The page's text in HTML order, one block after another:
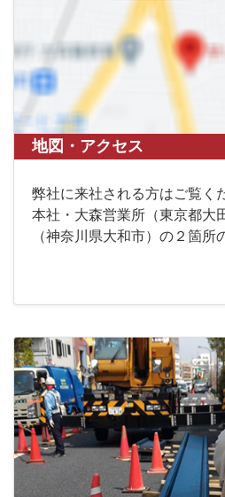
地図・アクセス
弊社に来社される方はご覧く
本社・大森営業所（東京都大
（神奈川県大和市）の２箇所